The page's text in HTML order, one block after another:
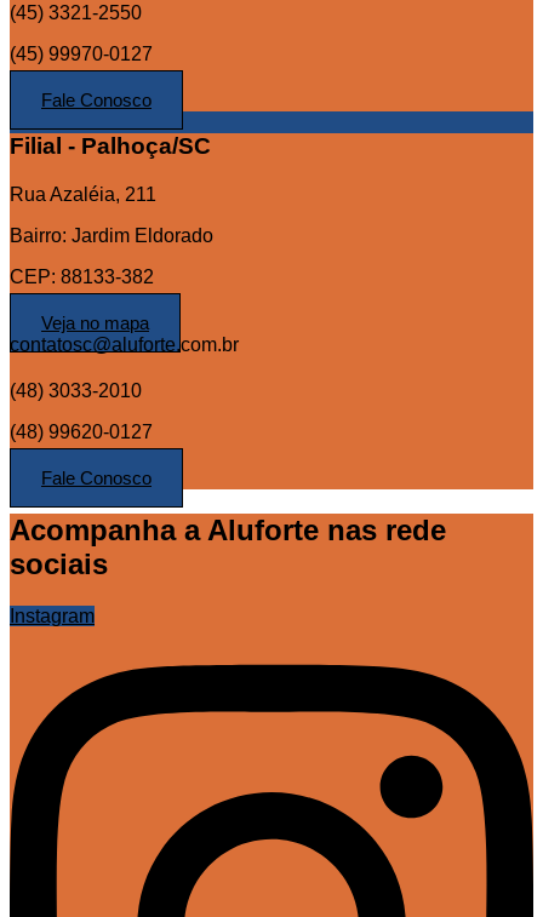
(45) 3321-2550
(45) 99970-0127
Fale Conosco
Filial - Palhoça/SC
Rua Azaléia, 211
Bairro: Jardim Eldorado
CEP: 88133-382
Veja no mapa
contatosc@aluforte.com.br
(48) 3033-2010
(48) 99620-0127
Fale Conosco
Acompanha a Aluforte nas rede
sociais
Instagram